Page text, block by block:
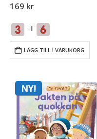
karta den här gången.Ett stort
begravd. En kung som dog…
169 kr
till
LÄGG TILL I VARUKORG
NY!